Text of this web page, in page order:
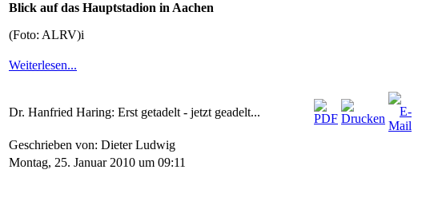
Blick auf das Hauptstadion in Aachen
(Foto: ALRV)i
Weiterlesen...
Dr. Hanfried Haring: Erst getadelt - jetzt geadelt...
Geschrieben von: Dieter Ludwig
Montag, 25. Januar 2010 um 09:11